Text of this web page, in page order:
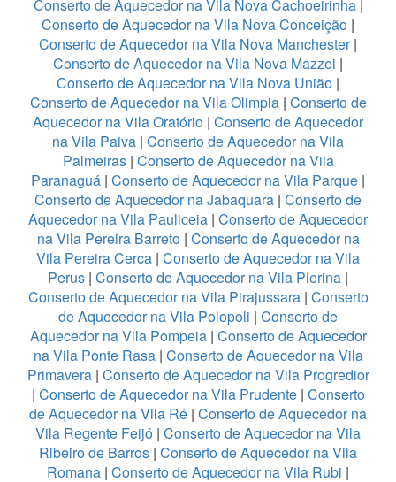
Conserto de Aquecedor na Vila Nova Cachoeirinha|
Conserto de Aquecedor na Vila Nova Conceição |
Conserto de Aquecedor na Vila Nova Manchester|
Conserto de Aquecedor na Vila Nova Mazzei |
Conserto de Aquecedor na Vila Nova União |
Conserto de Aquecedor na Vila Olimpia| Conserto de
Aquecedor na Vila Oratório | Conserto de Aquecedor
na Vila Paiva | Conserto de Aquecedor na Vila
Palmeiras| Conserto de Aquecedor na Vila
Paranaguá | Conserto de Aquecedor na Vila Parque |
Conserto de Aquecedor na Jabaquara | Conserto de
Aquecedor na Vila Pauliceia | Conserto de Aquecedor
na Vila Pereira Barreto| Conserto de Aquecedor na
Vila Pereira Cerca | Conserto de Aquecedor na Vila
Perus | Conserto de Aquecedor na Vila Pierina |
Conserto de Aquecedor na Vila Pirajussara| Conserto
de Aquecedor na Vila Polopoli | Conserto de
Aquecedor na Vila Pompeia| Conserto de Aquecedor
na Vila Ponte Rasa| Conserto de Aquecedor na Vila
Primavera| Conserto de Aquecedor na Vila Progredior
| Conserto de Aquecedor na Vila Prudente| Conserto
de Aquecedor na Vila Ré | Conserto de Aquecedor na
Vila Regente Feijó | Conserto de Aquecedor na Vila
Ribeiro de Barros | Conserto de Aquecedor na Vila
Romana | Conserto de Aquecedor na Vila Rubi |